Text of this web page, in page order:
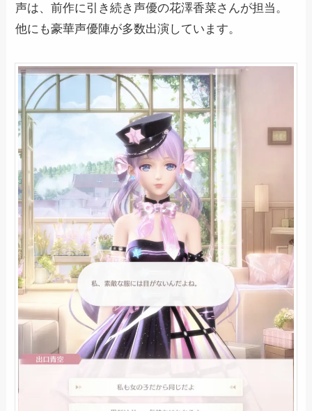
声は、前作に引き続き声優の花澤香菜さんが担当。
他にも豪華声優陣が多数出演しています。